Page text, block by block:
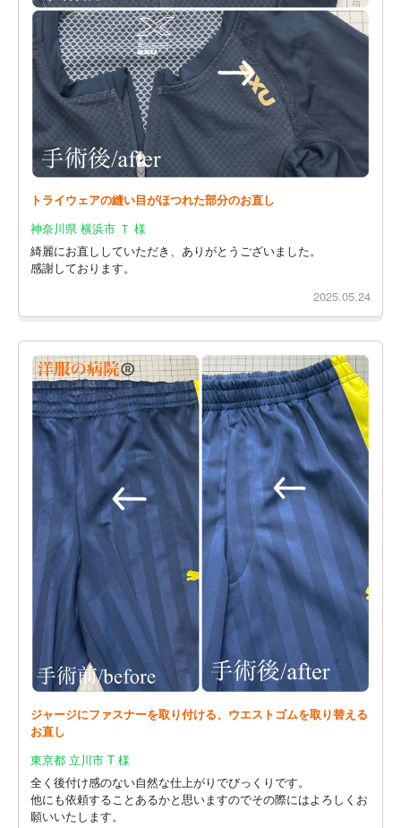
トライウェアの縫い目がほつれた部分のお直し
神奈川県 横浜市 Ｔ 様
綺麗にお直ししていただき、ありがとうございました。
感謝しております。
2025.05.24
ジャージにファスナーを取り付ける、ウエストゴムを取り替える
お直し
東京都 立川市 T 様
全く後付け感のない自然な仕上がりでびっくりです。
他にも依頼することあるかと思いますのでその際にはよろしくお
願いいたします。